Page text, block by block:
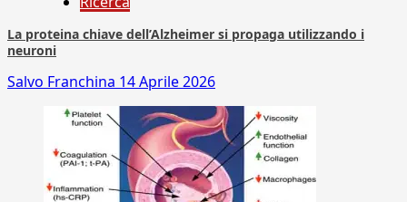
La proteina chiave dell’Alzheimer si propaga utilizzando i
neuroni
Salvo Franchina 14 Aprile 2026